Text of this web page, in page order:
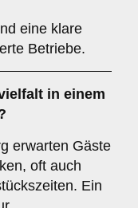
eine klare
Betriebe.
in einem
erwarten Gäste
oft auch
Ein